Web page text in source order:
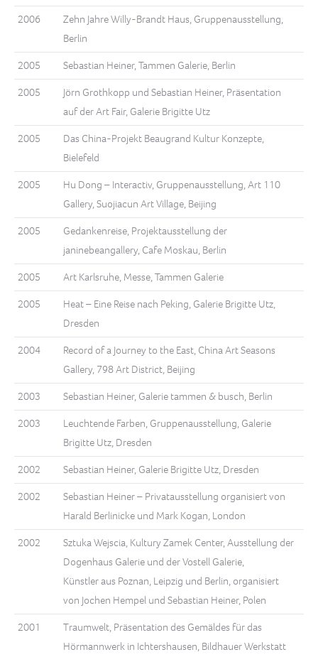
2006
Zehn Jahre Willy-Brandt Haus, Gruppenausstellung,
Berlin
2005
Sebastian Heiner, Tammen Galerie, Berlin
2005
Jörn Grothkopp und Sebastian Heiner, Präsentation
auf der Art Fair, Galerie Brigitte Utz
2005
Das China-Projekt Beaugrand Kultur Konzepte,
Bielefeld
2005
Hu Dong – Interactiv, Gruppenausstellung, Art 110
Gallery, Suojiacun Art Village, Beijing
2005
Gedankenreise, Projektausstellung der
janinebeangallery, Cafe Moskau, Berlin
2005
Art Karlsruhe, Messe, Tammen Galerie
2005
Heat – Eine Reise nach Peking, Galerie Brigitte Utz,
Dresden
2004
Record of a Journey to the East, China Art Seasons
Gallery, 798 Art District, Beijing
2003
Sebastian Heiner, Galerie tammen & busch, Berlin
2003
Leuchtende Farben, Gruppenausstellung, Galerie
Brigitte Utz, Dresden
2002
Sebastian Heiner, Galerie Brigitte Utz, Dresden
2002
Sebastian Heiner – Privatausstellung organisiert von
Harald Berlinicke und Mark Kogan, London
2002
Sztuka Wejscia, Kultury Zamek Center, Ausstellung der
Dogenhaus Galerie und der Vostell Galerie,
Künstler aus Poznan, Leipzig und Berlin, organisiert
von Jochen Hempel und Sebastian Heiner, Polen
2001
Traumwelt, Präsentation des Gemäldes für das
Hörmannwerk in Ichtershausen, Bildhauer Werkstatt